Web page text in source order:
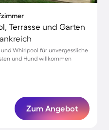
Terrasse und Garten
Whirlpool für unvergessliche
und Hund willkommen
Zum Angebot